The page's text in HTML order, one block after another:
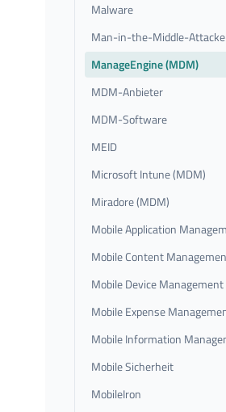
Malware
Man-in-the-Middle-Attacke
ManageEngine (MDM)
MDM-Anbieter
MDM-Software
MEID
Microsoft Intune (MDM)
Miradore (MDM)
Mobile Application
Mobile Content
Mobile Device Management
Mobile Expense
Mobile Information
Mobile Sicherheit
MobileIron